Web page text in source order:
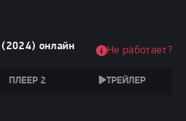
(2024) онлайн
ПЛЕЕР 2 ТРЕЙЛЕР
Не работает?